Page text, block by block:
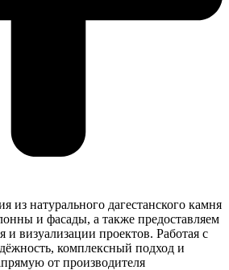
из натурального дагестанского камня
и фасады, а также предоставляем
и визуализации проектов. Работая с
комплексный подход и
от производителя